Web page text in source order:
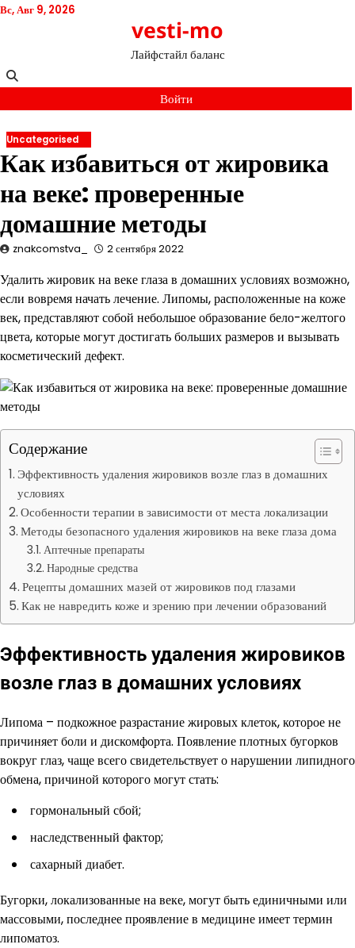
Перейти
Вс, Авг 9, 2026
vesti-mo
Лайфстайл баланс
Войти
Uncategorised
Как избавиться от жировика
на веке: проверенные
домашние методы
znakcomstva_ 2 сентября 2022
Удалить жировик на веке глаза в домашних условиях возможно,
если вовремя начать лечение. Липомы, расположенные на коже
век, представляют собой небольшое образование бело-желтого
цвета, которые могут достигать больших размеров и вызывать
косметический дефект.
Содержание
Эффективность удаления жировиков возле глаз в домашних
условиях
Особенности терапии в зависимости от места локализации
Методы безопасного удаления жировиков на веке глаза дома
Аптечные препараты
Народные средства
Рецепты домашних мазей от жировиков под глазами
Как не навредить коже и зрению при лечении образований
Эффективность удаления жировиков
возле глаз в домашних условиях
Липома – подкожное разрастание жировых клеток, которое не
причиняет боли и дискомфорта. Появление плотных бугорков
вокруг глаз, чаще всего свидетельствует о нарушении липидного
обмена, причиной которого могут стать:
гормональный сбой;
наследственный фактор;
сахарный диабет.
Бугорки, локализованные на веке, могут быть единичными или
массовыми, последнее проявление в медицине имеет термин
липоматоз.